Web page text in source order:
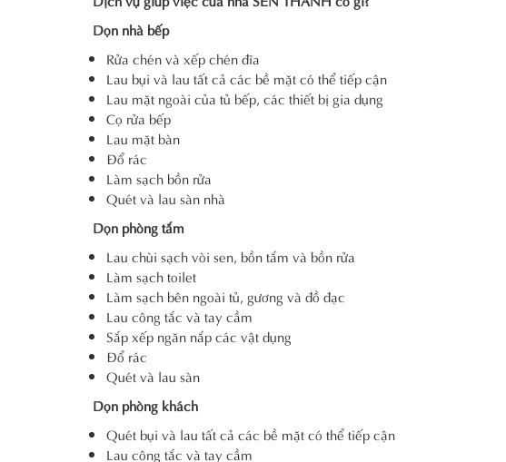
Dọn nhà bếp
Rửa chén và xếp chén đĩa
Lau bụi và lau tất cả các bề mặt có thể tiếp cận
Lau mặt ngoài của tủ bếp, các thiết bị gia dụng
Cọ rửa bếp
Lau mặt bàn
Đổ rác
Làm sạch bồn rửa
Quét và lau sàn nhà
Dọn phòng tắm
Lau chùi sạch vòi sen, bồn tắm và bồn rửa
Làm sạch toilet
Làm sạch bên ngoài tủ, gương và đồ đạc
Lau công tắc và tay cầm
Sắp xếp ngăn nắp các vật dụng
Đổ rác
Quét và lau sàn
Dọn phòng khách
Quét bụi và lau tất cả các bề mặt có thể tiếp cận
Lau công tắc và tay cầm